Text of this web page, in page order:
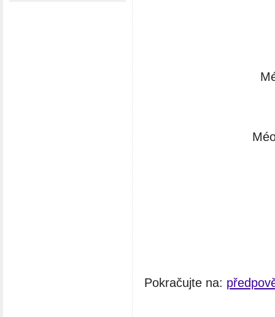
Pokračujte na: